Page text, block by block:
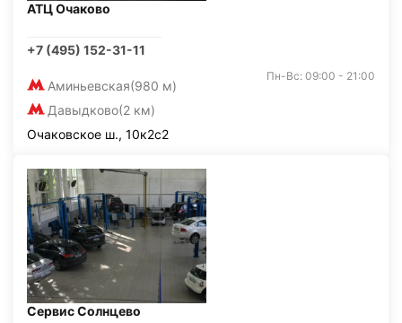
АТЦ Очаково
+7 (495) 152-31-11
Аминьевская(980 м)
Давыдково(2 км)
Пн-Вс: 09:00 - 21:00
Очаковское ш., 10к2с2
Сервис Солнцево